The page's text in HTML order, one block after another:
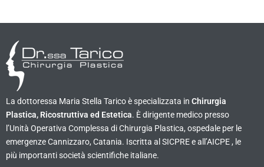
La dottoressa Maria Stella Tarico è specializzata in Chirurgia
Plastica, Ricostruttiva ed Estetica. È dirigente medico presso
l’Unità Operativa Complessa di Chirurgia Plastica, ospedale per le
emergenze Cannizzaro, Catania. Iscritta al SICPRE e all’AICPE , le
più importanti società scientifiche italiane.